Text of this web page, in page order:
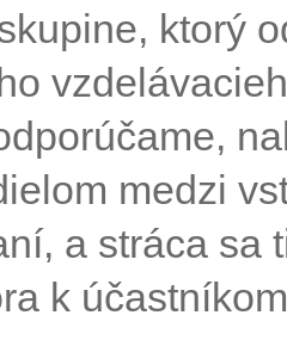
ktorý
medzi
a stráca sa
k